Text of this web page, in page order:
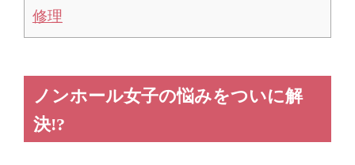
修理
ノンホール女子の悩みをついに解
決!?